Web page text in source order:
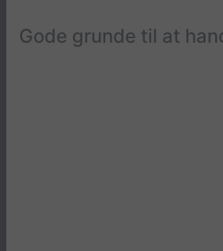
Gode grunde til at